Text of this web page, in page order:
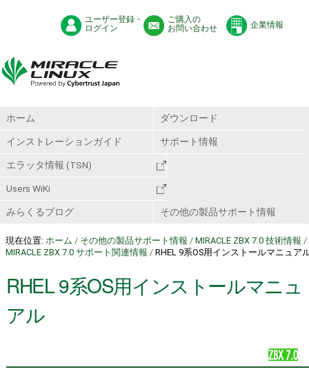
ユーザー登録・
ログイン
ご購入の
お問い合わせ
企業情報
ホーム ダウンロード
インストレーションガイド サポート情報
エラッタ情報 (TSN)
Users WiKi
みらくるブログ その他の製品サポート情報
現在位置: ホーム / その他の製品サポート情報 / MIRACLE ZBX 7.0 技術情報 /
MIRACLE ZBX 7.0 サポート関連情報 / RHEL 9系OS用インストールマニュア
RHEL 9系OS用インストールマニュ
アル